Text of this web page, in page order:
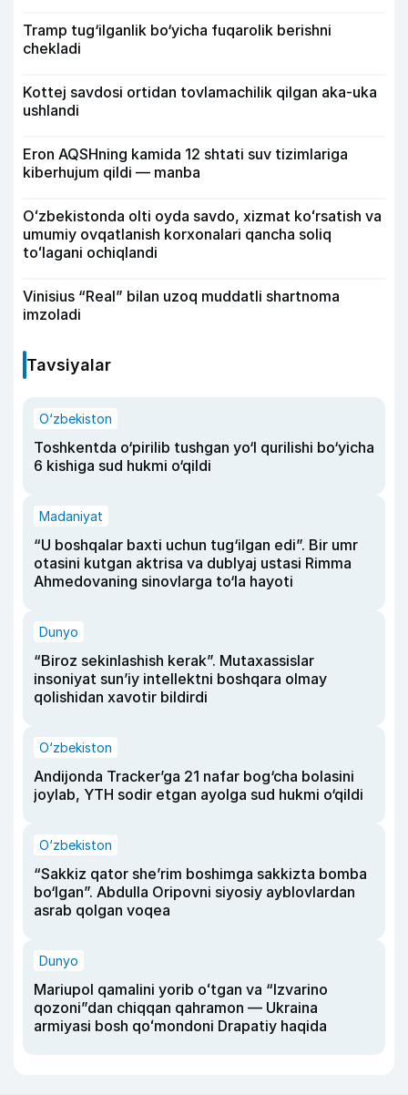
Tramp tug‘ilganlik bo‘yicha fuqarolik berishni
chekladi
Kottej savdosi ortidan tovlamachilik qilgan aka-uka
ushlandi
Eron AQSHning kamida 12 shtati suv tizimlariga
kiberhujum qildi — manba
Oʻzbekistonda olti oyda savdo, xizmat koʻrsatish va
umumiy ovqatlanish korxonalari qancha soliq
toʻlagani ochiqlandi
Vinisius “Real” bilan uzoq muddatli shartnoma
imzoladi
Tavsiyalar
O‘zbekiston
Toshkentda o‘pirilib tushgan yo‘l qurilishi bo‘yicha
6 kishiga sud hukmi o‘qildi
Madaniyat
“U boshqalar baxti uchun tug‘ilgan edi”. Bir umr
otasini kutgan aktrisa va dublyaj ustasi Rimma
Ahmedovaning sinovlarga to‘la hayoti
Dunyo
“Biroz sekinlashish kerak”. Mutaxassislar
insoniyat sun’iy intellektni boshqara olmay
qolishidan xavotir bildirdi
O‘zbekiston
Andijonda Tracker’ga 21 nafar bog‘cha bolasini
joylab, YTH sodir etgan ayolga sud hukmi o‘qildi
O‘zbekiston
“Sakkiz qator she’rim boshimga sakkizta bomba
bo‘lgan”. Abdulla Oripovni siyosiy ayblovlardan
asrab qolgan voqea
Dunyo
Mariupol qamalini yorib oʻtgan va “Izvarino
qozoni”dan chiqqan qahramon — Ukraina
armiyasi bosh qoʻmondoni Drapatiy haqida